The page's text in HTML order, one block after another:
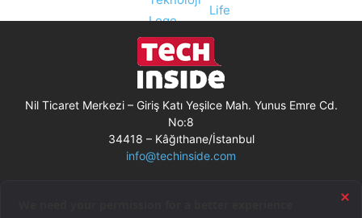
Nil Ticaret Merkezi – Giriş Katı Yeşilce Mah. Yunus Emre Cd.
No:8
34418 – Kâğıthane/İstanbul
info@techinside.com